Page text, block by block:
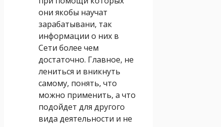
они якобы научат
зарабатывани, так
информации о них в
Сети более чем
достаточно. Главное, не
лениться и вникнуть
самому, понять, что
можно применить, а что
подойдет для другого
вида деятельности и не